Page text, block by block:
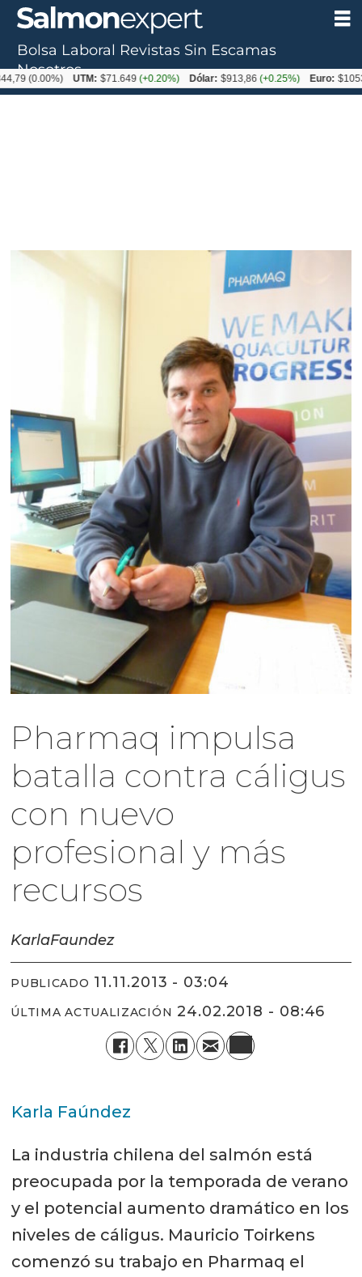
Pharmaq impulsa
batalla contra cáligus
con nuevo
profesional y más
recursos
KarlaFaundez
PUBLICADO 11.11.2013 - 03:04
ÚLTIMA ACTUALIZACIÓN 24.02.2018 - 08:46
Karla Faúndez
La industria chilena del salmón está
preocupada por la temporada de verano
y el potencial aumento dramático en los
niveles de cáligus. Mauricio Toirkens
comenzó su trabajo en Pharmaq el
Bolsa Laboral Revistas Sin Escamas
Nosotros
UTM: $71.649(+0.20%) Dólar: $913,86(+0.25%) Euro: $1053,08(-